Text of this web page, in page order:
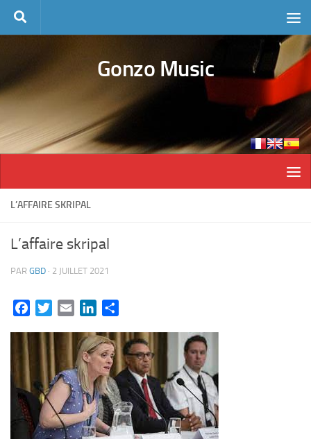
Skip to content
Gonzo Music
L’AFFAIRE SKRIPAL
L’affaire skripal
PAR GBD · 2 JUILLET 2021
FacebookTwitterEmail LinkedIn